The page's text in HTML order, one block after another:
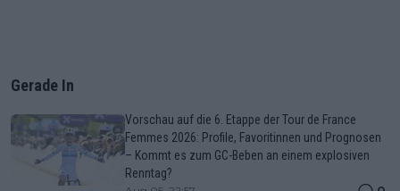
Gerade In
Vorschau auf die 6. Etappe der Tour de France
Femmes 2026: Profile, Favoritinnen und Prognosen
– Kommt es zum GC-Beben an einem explosiven
Renntag?